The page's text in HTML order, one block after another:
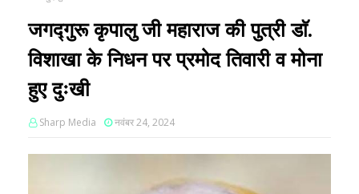
जगद्गुरू कृपालु जी महाराज की पुत्री डाॅ.
विशाखा के निधन पर प्रमोद तिवारी व मोना
हुए दुःखी
Sharp Media नवंबर 24, 2024